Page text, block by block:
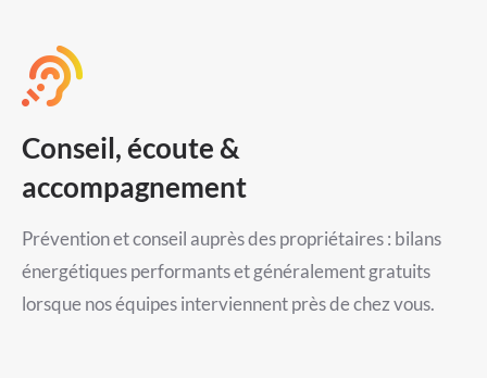
Conseil, écoute &
accompagnement
Prévention et conseil auprès des propriétaires : bilans
énergétiques performants et généralement gratuits
lorsque nos équipes interviennent près de chez vous.